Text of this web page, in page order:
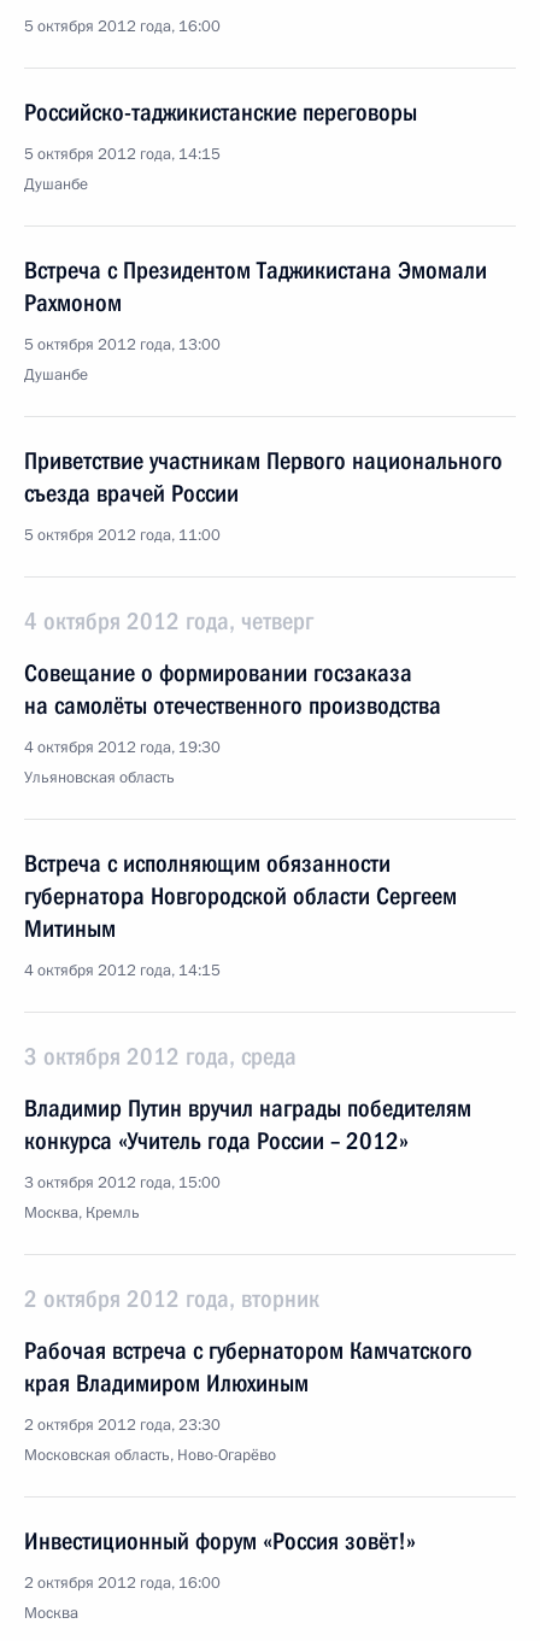
5 октября 2012 года, 16:00
Российско-таджикистанские переговоры
5 октября 2012 года, 14:15
Душанбе
Встреча с Президентом Таджикистана Эмомали
Рахмоном
5 октября 2012 года, 13:00
Душанбе
Приветствие участникам Первого национального
съезда врачей России
5 октября 2012 года, 11:00
4 октября 2012 года, четверг
Совещание о формировании госзаказа
на самолёты отечественного производства
4 октября 2012 года, 19:30
Ульяновская область
Встреча с исполняющим обязанности
губернатора Новгородской области Сергеем
Митиным
4 октября 2012 года, 14:15
3 октября 2012 года, среда
Владимир Путин вручил награды победителям
конкурса «Учитель года России – 2012»
3 октября 2012 года, 15:00
Москва, Кремль
2 октября 2012 года, вторник
Рабочая встреча с губернатором Камчатского
края Владимиром Илюхиным
2 октября 2012 года, 23:30
Московская область, Ново-Огарёво
Инвестиционный форум «Россия зовёт!»
2 октября 2012 года, 16:00
Москва